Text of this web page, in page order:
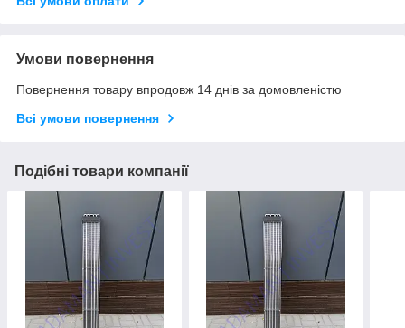
Умови повернення
Повернення товару впродовж 14 днів за домовленістю
Всі умови повернення
Подібні товари компанії